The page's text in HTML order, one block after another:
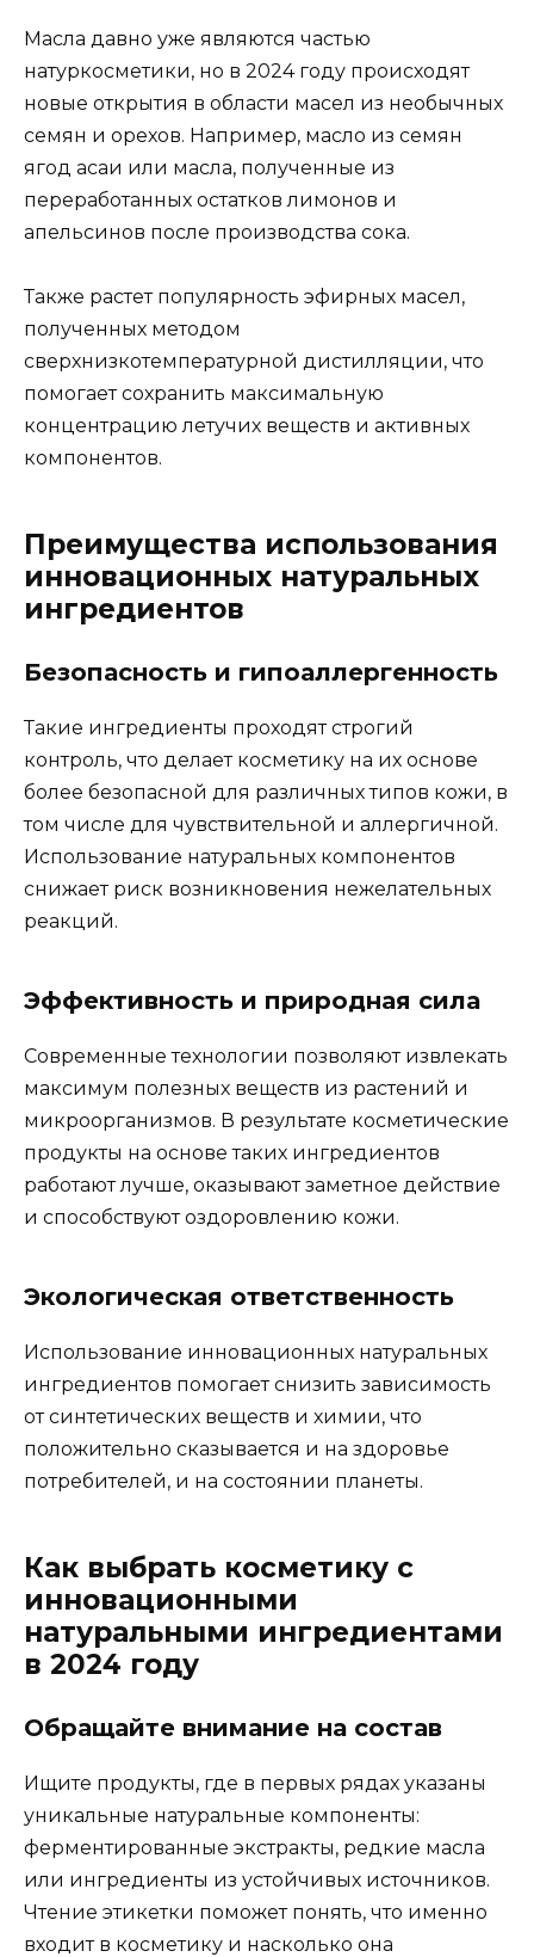
Масла давно уже являются частью
натуркосметики, но в 2024 году происходят
новые открытия в области масел из необычных
семян и орехов. Например, масло из семян
ягод асаи или масла, полученные из
переработанных остатков лимонов и
апельсинов после производства сока.
Также растет популярность эфирных масел,
полученных методом
сверхнизкотемпературной дистилляции, что
помогает сохранить максимальную
концентрацию летучих веществ и активных
компонентов.
Преимущества использования
инновационных натуральных
ингредиентов
Безопасность и гипоаллергенность
Такие ингредиенты проходят строгий
контроль, что делает косметику на их основе
более безопасной для различных типов кожи, в
том числе для чувствительной и аллергичной.
Использование натуральных компонентов
снижает риск возникновения нежелательных
реакций.
Эффективность и природная сила
Современные технологии позволяют извлекать
максимум полезных веществ из растений и
микроорганизмов. В результате косметические
продукты на основе таких ингредиентов
работают лучше, оказывают заметное действие
и способствуют оздоровлению кожи.
Экологическая ответственность
Использование инновационных натуральных
ингредиентов помогает снизить зависимость
от синтетических веществ и химии, что
положительно сказывается и на здоровье
потребителей, и на состоянии планеты.
Как выбрать косметику с
инновационными
натуральными ингредиентами
в 2024 году
Обращайте внимание на состав
Ищите продукты, где в первых рядах указаны
уникальные натуральные компоненты:
ферментированные экстракты, редкие масла
или ингредиенты из устойчивых источников.
Чтение этикетки поможет понять, что именно
входит в косметику и насколько она